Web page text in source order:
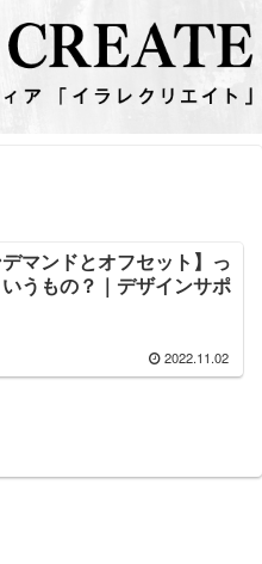
デマンドとオフセット】っ
うもの？｜デザインサポ
2022.11.02